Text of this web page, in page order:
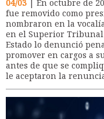
04/03 | En octubre de
fue removido como
nombraron en la
en el Superior Tribunal
Estado lo denunció
promover en cargos a
antes de que se
le aceptaron la